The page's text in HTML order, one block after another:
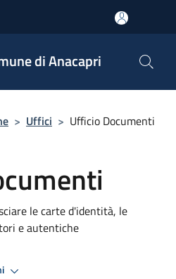
di Anacapri
> Uffici > Ufficio Documenti
le carte d'identità, le
e autentiche